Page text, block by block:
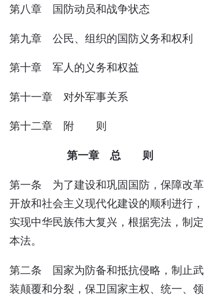
第八章 国防动员和战争状态
第九章 公民、组织的国防义务和权利
第十章 军人的义务和权益
第十一章 对外军事关系
第十二章 附 则
第一章 总 则
第一条 为了建设和巩固国防，保障改革
开放和社会主义现代化建设的顺利进行，
实现中华民族伟大复兴，根据宪法，制定
本法。
第二条 国家为防备和抵抗侵略，制止武
装颠覆和分裂，保卫国家主权、统一、领